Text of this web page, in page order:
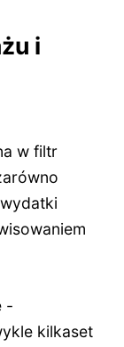
i
w filtr
-
kilkaset